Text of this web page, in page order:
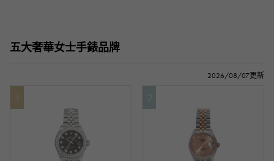
五大奢華女士手錶品牌
2026/08/07更新
1 2